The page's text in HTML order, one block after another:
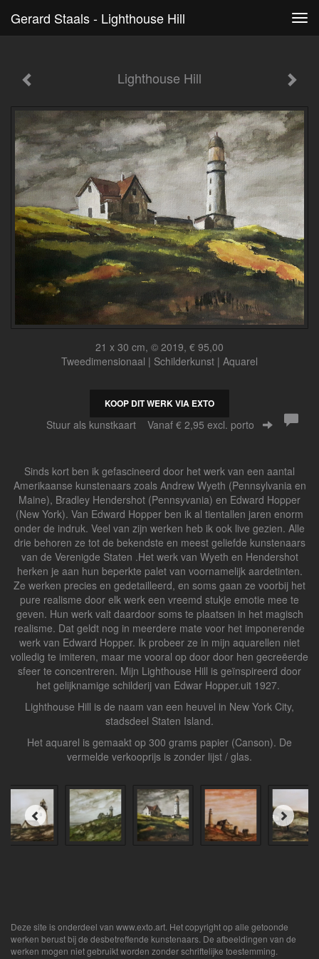
Gerard Staals - Lighthouse Hill
Lighthouse Hill
21 x 30 cm, © 2019, € 95,00
Tweedimensionaal | Schilderkunst | Aquarel
KOOP DIT WERK VIA EXTO
Stuur als kunstkaart Vanaf € 2,95 excl. porto
Sinds kort ben ik gefascineerd door het werk van een aantal
Amerikaanse kunstenaars zoals Andrew Wyeth (Pennsylvania en
Maine), Bradley Hendershot (Pennsyvania) en Edward Hopper
(New York). Van Edward Hopper ben ik al tientallen jaren enorm
onder de indruk. Veel van zijn werken heb ik ook live gezien. Alle
drie behoren ze tot de bekendste en meest geliefde kunstenaars
van de Verenigde Staten .Het werk van Wyeth en Hendershot
herken je aan hun beperkte palet van voornamelijk aardetinten.
Ze werken precies en gedetailleerd, en soms gaan ze voorbij het
pure realisme door elk werk een vreemd stukje emotie mee te
geven. Hun werk valt daardoor soms te plaatsen in het magisch
realisme. Dat geldt nog in meerdere mate voor het imponerende
werk van Edward Hopper. Ik probeer ze in mijn aquarellen niet
volledig te imiteren, maar me vooral op door door hen gecreëerde
sfeer te concentreren. Mijn Lighthouse Hill is geïnspireerd door
het gelijknamige schilderij van Edwar Hopper.uit 1927.
Lighthouse Hill is de naam van een heuvel in New York City,
stadsdeel Staten Island.
Het aquarel is gemaakt op 300 grams papier (Canson). De
vermelde verkooprijs is zonder lijst / glas.
Deze site is onderdeel van www.exto.art . Het copyright op alle getoonde
werken berust bij de desbetreffende kunstenaars. De afbeeldingen van de
werken mogen niet gebruikt worden zonder schriftelijke toestemming.